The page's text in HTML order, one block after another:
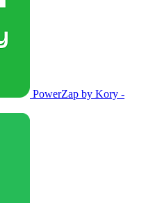
PowerZap by Kory -